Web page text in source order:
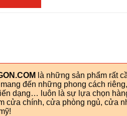
là những sản phẩm rất
đến những phong cách
dạng… luôn là sự lựa chọn
cửa chính, cửa phòng ngủ, cửa